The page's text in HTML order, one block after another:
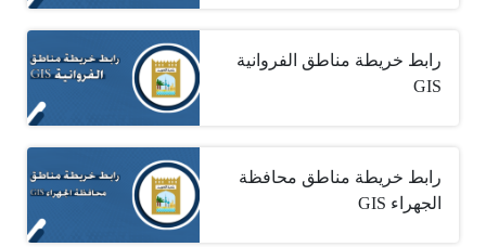
GIS
رابط خريطة مناطق محافظة
الجهراء ‎ GIS